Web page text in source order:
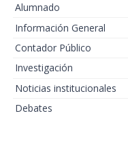
Alumnado
Información General
Contador Público
Investigación
Noticias institucionales
Debates